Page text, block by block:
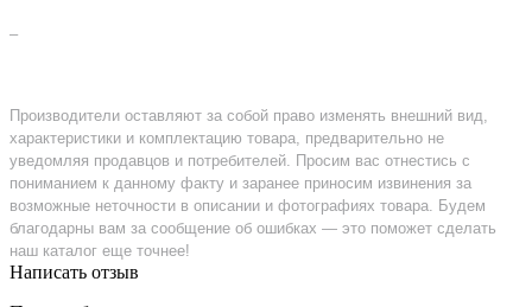
–
Производители оставляют за собой право изменять внешний вид,
характеристики и комплектацию товара, предварительно не
уведомляя продавцов и потребителей. Просим вас отнестись с
пониманием к данному факту и заранее приносим извинения за
возможные неточности в описании и фотографиях товара. Будем
благодарны вам за сообщение об ошибках — это поможет сделать
наш каталог еще точнее!
Написать отзыв